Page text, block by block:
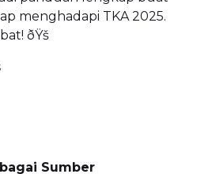
menghadapi TKA 2025.
ðŸš
Sumber